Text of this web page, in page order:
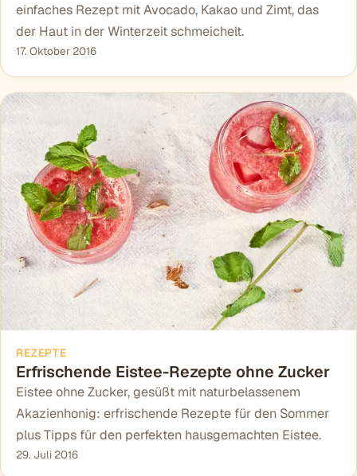
einfaches Rezept mit Avocado, Kakao und Zimt, das
der Haut in der Winterzeit schmeichelt.
17. Oktober 2016
REZEPTE
Erfrischende Eistee-Rezepte ohne Zucker
Eistee ohne Zucker, gesüßt mit naturbelassenem
Akazienhonig: erfrischende Rezepte für den Sommer
plus Tipps für den perfekten hausgemachten Eistee.
29. Juli 2016